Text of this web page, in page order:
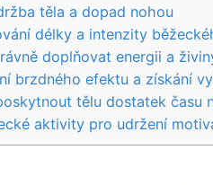
těla a dopad nohou
délky a intenzity
doplňovat energii a
brzdného efektu a získání
tělu dostatek času
aktivity pro udržení